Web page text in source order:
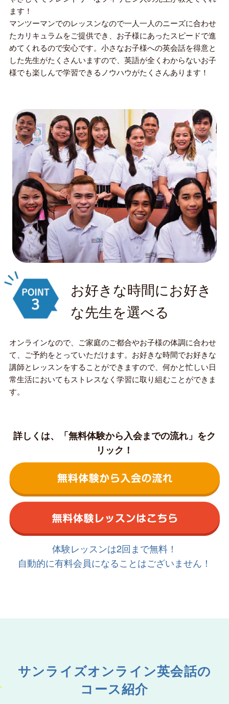
ます！
マンツーマンでのレッスンなので一人一人のニーズに合わせ
たカリキュラムをご提供でき、お子様にあったスピードで進
めてくれるので安心です。小さなお子様への英会話を得意と
した先生がたくさんいますので、英語が全くわからないお子
様でも楽しんで学習できるノウハウがたくさんあります！
お好きな時間にお好き
な先生を選べる
オンラインなので、ご家庭のご都合やお子様の体調に合わせ
て、ご予約をとっていただけます。お好きな時間でお好きな
講師とレッスンをすることができますので、何かと忙しい日
常生活においてもストレスなく学習に取り組むことができま
す。
詳しくは、「無料体験から入会までの流れ」をク
リック！
体験レッスンは2回まで無料！
自動的に有料会員になることはございません！
サンライズオンライン英会話の
コース紹介